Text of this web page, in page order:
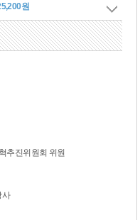
원
추진위원회 위원
사